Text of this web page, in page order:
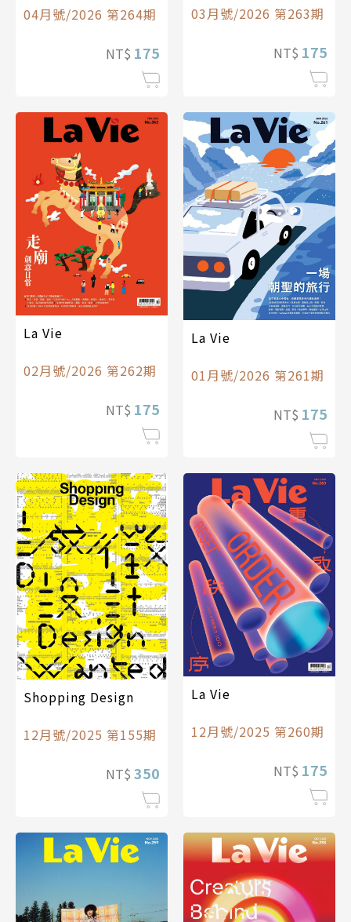
04月號/2026 第264期
NT$ 175
03月號/2026 第263期
NT$ 175
La Vie
02月號/2026 第262期
NT$ 175
La Vie
01月號/2026 第261期
NT$ 175
Shopping Design
12月號/2025 第155期
NT$ 350
La Vie
12月號/2025 第260期
NT$ 175